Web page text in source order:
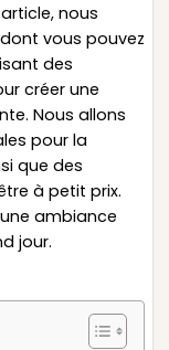
nous
vous pouvez
des
créer une
Nous allons
pour la
que des
à petit prix.
ambiance
jour.